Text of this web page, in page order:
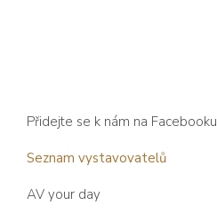
Přidejte se k nám na Facebooku
Seznam vystavovatelů
AV your day